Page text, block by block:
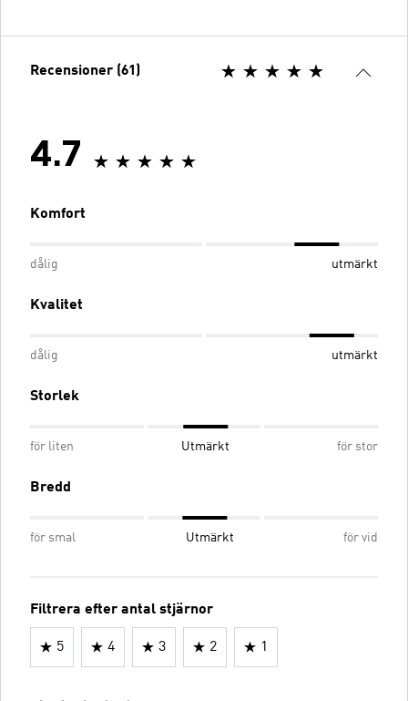
Recensioner (61)
4.7
Komfort
dålig utmärkt
Kvalitet
dålig utmärkt
Storlek
för liten Utmärkt för stor
Bredd
för smal Utmärkt för vid
Filtrera efter antal stjärnor
5 4 3 2 1